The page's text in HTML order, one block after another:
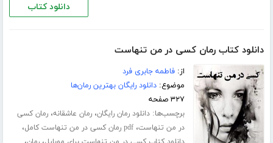
دانلود کتاب
دانلود کتاب رمان کسی در من تنهاست
از:فاطمه جابری فرد
موضوع:دانلود رایگان بهترین رمان‌ها
۳۲۷ صفحه
برچسب‌ها:دانلود رمان رایگان،رمان عاشقانه،رمان کسی
در من تنهاست،pdf رمان کسی در من تنهاست کامل ،